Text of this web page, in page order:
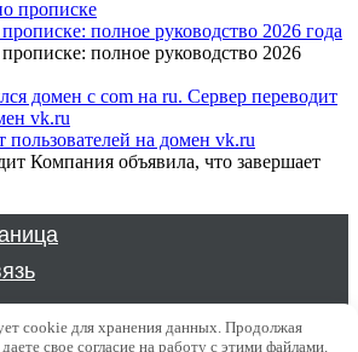
полное руководство 2026 года
полное руководство 2026
пользователей на домен vk.ru
Компания объявила, что завершает
cookie для хранения данных. Продолжая
свое согласие на работу с этими файлами.